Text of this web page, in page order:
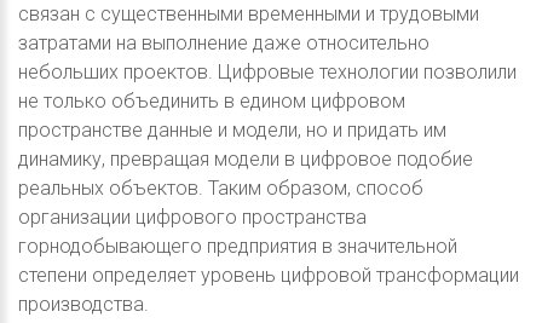
связан с существенными временными и трудовыми
затратами на выполнение даже относительно
небольших проектов. Цифровые технологии позволили
не только объединить в едином цифровом
пространстве данные и модели, но и придать им
динамику, превращая модели в цифровое подобие
реальных объектов. Таким образом, способ
организации цифрового пространства
горнодобывающего предприятия в значительной
степени определяет уровень цифровой трансформации
производства.